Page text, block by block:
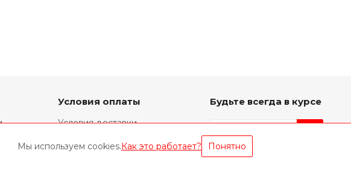
Условия оплаты
Условия доставки
Будьте всегда в курсе
Мы используем cookies.Как это работает? Понятно